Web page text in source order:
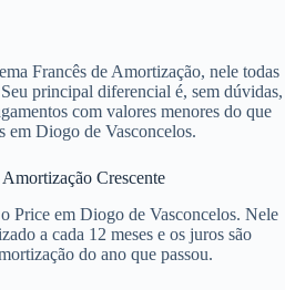
Francês de Amortização, nele todas
principal diferencial é, sem dúvidas,
com valores menores do que
em Diogo de Vasconcelos.
Crescente
Price em Diogo de Vasconcelos. Nele
a cada 12 meses e os juros são
do ano que passou.